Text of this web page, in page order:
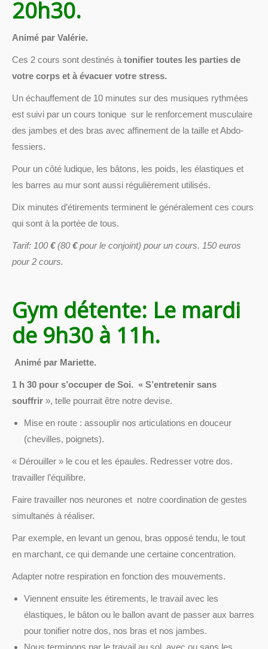
20h30.
Animé par Valérie.
Ces 2 cours sont destinés à tonifier toutes les parties de
votre corps et à évacuer votre stress.
Un échauffement de 10 minutes sur des musiques rythmées
est suivi par un cours tonique sur le renforcement musculaire
des jambes et des bras avec affinement de la taille et Abdo-
fessiers.
Pour un côté ludique, les bâtons, les poids, les élastiques et
les barres au mur sont aussi régulièrement utilisés.
Dix minutes d’étirements terminent le généralement ces cours
qui sont à la portée de tous.
Tarif: 100€(80€pour le conjoint) pour un cours. 150 euros
pour 2 cours.
Gym détente: Le mardi
de 9h30 à 11h.
Animé par Mariette.
1 h 30 pour s’occuper de Soi. « S’entretenir sans
souffrir », telle pourrait être notre devise.
Mise en route : assouplir nos articulations en douceur
(chevilles, poignets).
« Dérouiller » le cou et les épaules. Redresser votre dos.
travailler l’équilibre.
Faire travailler nos neurones et notre coordination de gestes
simultanés à réaliser.
Par exemple, en levant un genou, bras opposé tendu, le tout
en marchant, ce qui demande une certaine concentration.
Adapter notre respiration en fonction des mouvements.
Viennent ensuite les étirements, le travail avec les
élastiques, le bâton ou le ballon avant de passer aux barres
pour tonifier notre dos, nos bras et nos jambes.
Nous terminons par le travail au sol, avec ou sans les